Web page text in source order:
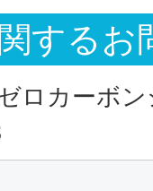
するお
ロカーボ